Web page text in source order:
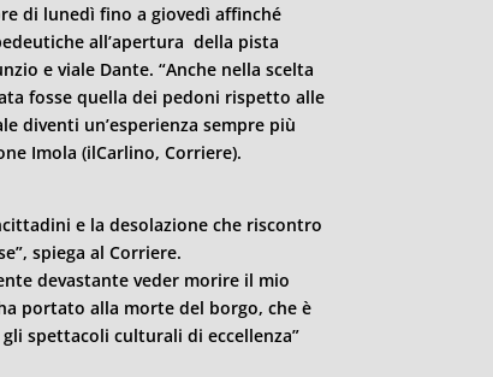
di lunedì fino a giovedì affinché
all’apertura della pista
e viale Dante. “Anche nella scelta
fosse quella dei pedoni rispetto alle
diventi un’esperienza sempre più
Imola (ilCarlino, Corriere).
e la desolazione che riscontro
spiega al Corriere.
devastante veder morire il mio
portato alla morte del borgo, che è
spettacoli culturali di eccellenza”